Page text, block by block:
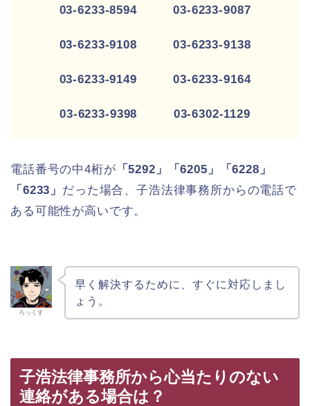
03-6233-8594 03-6233-9087
03-6233-9108 03-6233-9138
03-6233-9149 03-6233-9164
03-6233-9398 03-6302-1129
電話番号の中4桁が 「5292」「6205」「6228」
「6233」 だった場合、子浩法律事務所からの電話で
ある可能性が高いです。
ろっくす
早く解決するために、すぐに対応しまし
ょう。
子浩法律事務所から心当たりのない
連絡がある場合は？